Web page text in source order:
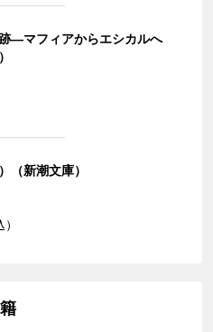
―マフィアからエシカルへ
（新潮文庫）